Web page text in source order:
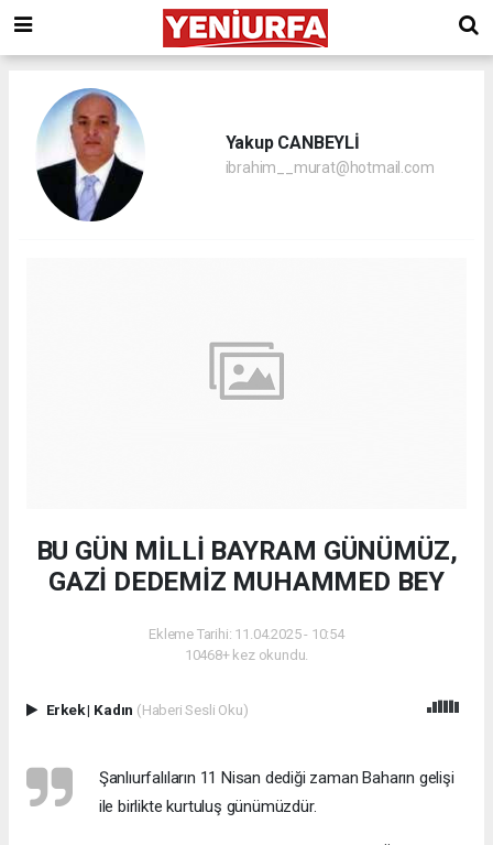
Yakup CANBEYLİ
ibrahim__murat@hotmail.com
BU GÜN MİLLİ BAYRAM GÜNÜMÜZ,
GAZİ DEDEMİZ MUHAMMED BEY
Ekleme Tarihi: 11.04.2025 - 10:54
10468+ kez okundu.
Erkek| Kadın (Haberi Sesli Oku)
Şanlıurfalıların 11 Nisan dediği zaman Baharın gelişi
ile birlikte kurtuluş günümüzdür.